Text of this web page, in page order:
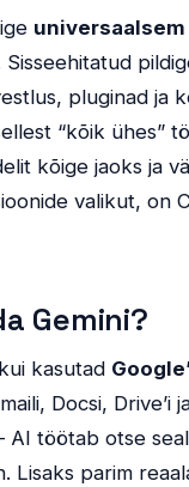
universaalsem
Sisseehitatud
pluginad ja
“kõik ühes”
kõige jaoks ja
valikut, on
Gemini?
kasutad
Docsi, Drive’i
töötab otse
Lisaks parim